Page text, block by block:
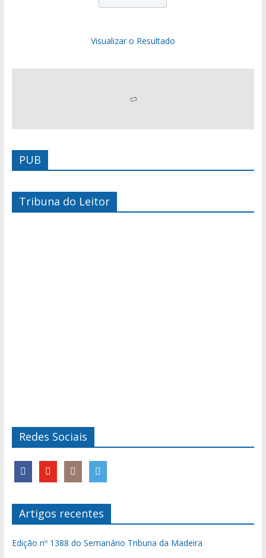
Visualizar o Resultado
PUB
Tribuna do Leitor
Redes Sociais
Artigos recentes
Edição nº 1388 do Semanário Tribuna da Madeira